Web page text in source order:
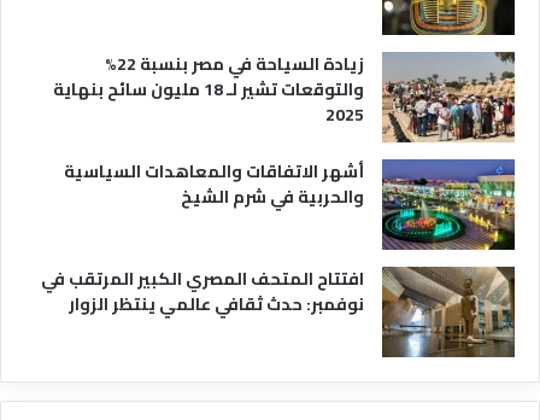
زيادة السياحة في مصر بنسبة 22%
والتوقعات تشير لـ 18 مليون سائح بنهاية
2025
أشهر الاتفاقات والمعاهدات السياسية
والحربية في شرم الشيخ
افتتاح المتحف المصري الكبير المرتقب في
نوفمبر: حدث ثقافي عالمي ينتظر الزوار